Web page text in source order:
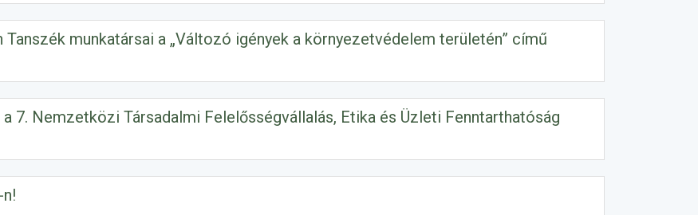
munkatársai a „Változó igények a környezetvédelem területén” című
7. Nemzetközi Társadalmi Felelősségvállalás, Etika és Üzleti Fenntarthatóság